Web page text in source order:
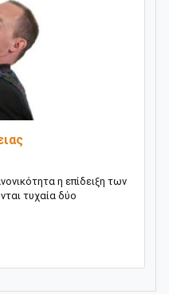
η επίδειξη των
τυχαία δύο